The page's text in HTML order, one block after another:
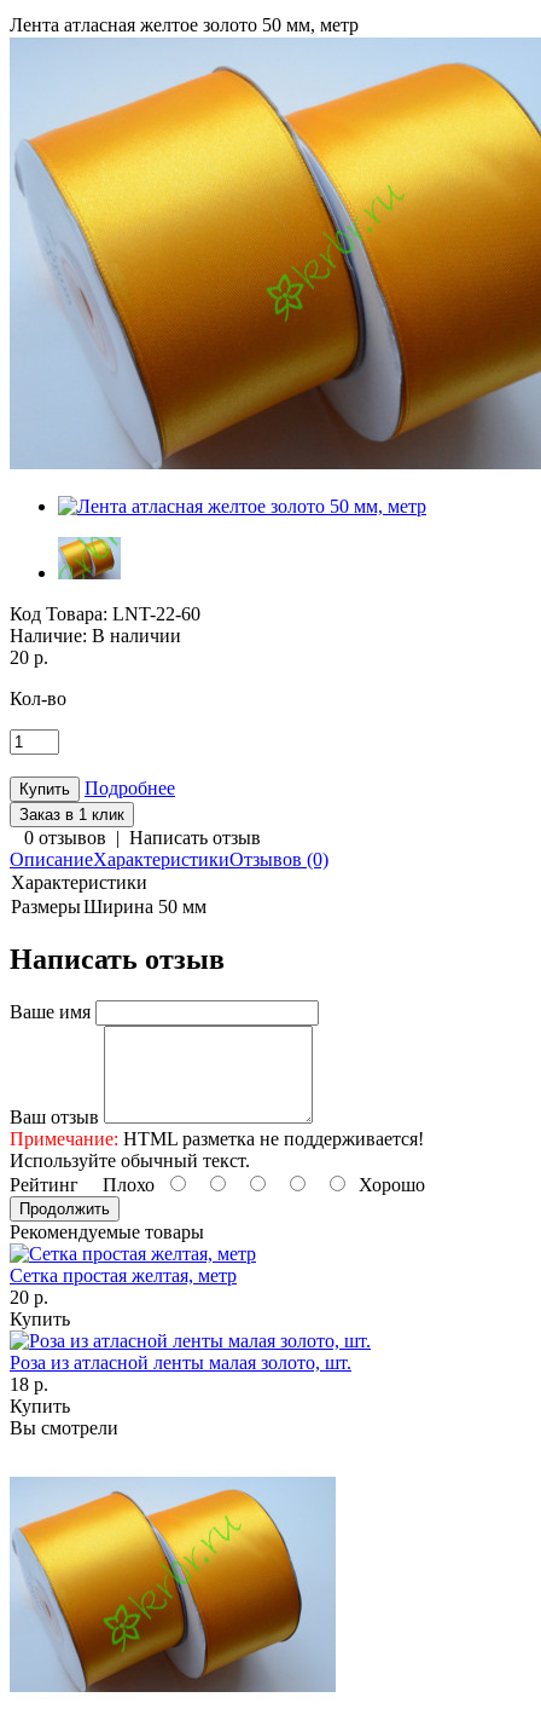
Лента атласная желтое золото 50 мм, метр
Код Товара: LNT-22-60
Наличие: В наличии
20 р.
Кол-во
Подробнее
Заказ в 1 клик
0 отзывов | Написать отзыв
ОписаниеХарактеристикиОтзывов (0)
Характеристики
РазмерыШирина 50 мм
Написать отзыв
Ваше имя
Ваш отзыв
Примечание: HTML разметка не поддерживается!
Используйте обычный текст.
Рейтинг Плохо Хорошо
Продолжить
Рекомендуемые товары
Сетка простая желтая, метр
20 р.
Купить
Роза из атласной ленты малая золото, шт.
18 р.
Купить
Вы смотрели